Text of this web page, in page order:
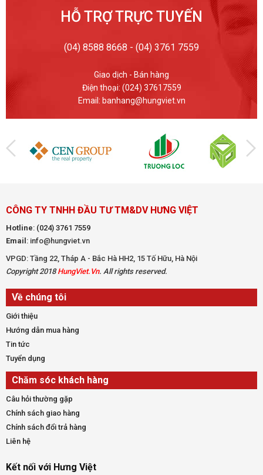
HỖ TRỢ TRỰC TUYẾN
(04) 8588 8668 - (04) 3761 7559
Giao dịch - Bán hàng
Điện thoại: (024) 37617559
Email: banhang@hungviet.vn
CÔNG TY TNHH ĐẦU TƯ TM&DV HƯNG VIỆT
Hotline: (024) 3761 7559
Email : info@hungviet.vn
VPGD: Tầng 22, Tháp A - Bắc Hà HH2, 15 Tố Hữu, Hà Nội
Copyright 2018HungViet.Vn. All rights reserved.
Về chúng tôi
Giới thiệu
Hướng dẫn mua hàng
Tin tức
Tuyển dụng
Chăm sóc khách hàng
Câu hỏi thường gặp
Chính sách giao hàng
Chính sách đổi trả hàng
Liên hệ
Kết nối với Hưng Việt